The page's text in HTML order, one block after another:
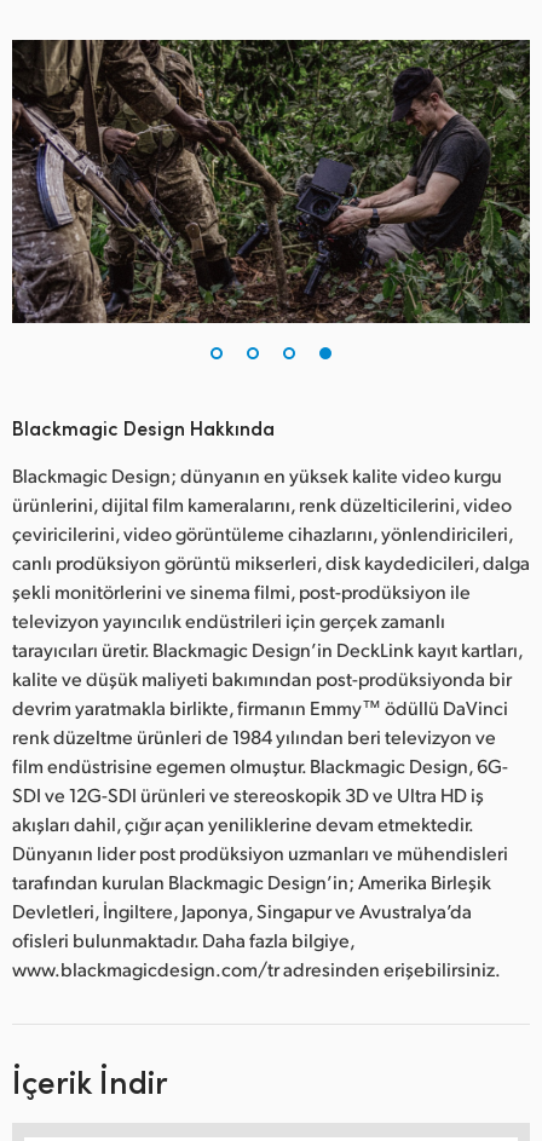
Blackmagic Design Hakkında
Blackmagic Design; dünyanın en yüksek kalite video kurgu
ürünlerini, dijital film kameralarını, renk düzelticilerini, video
çeviricilerini, video görüntüleme cihazlarını, yönlendiricileri,
canlı prodüksiyon görüntü mikserleri, disk kaydedicileri, dalga
şekli monitörlerini ve sinema filmi, post-prodüksiyon ile
televizyon yayıncılık endüstrileri için gerçek zamanlı
tarayıcıları üretir. Blackmagic Design’in DeckLink kayıt kartları,
kalite ve düşük maliyeti bakımından post-prodüksiyonda bir
devrim yaratmakla birlikte, firmanın Emmy™ ödüllü DaVinci
renk düzeltme ürünleri de 1984 yılından beri televizyon ve
film endüstrisine egemen olmuştur. Blackmagic Design, 6G-
SDI ve 12G-SDI ürünleri ve stereoskopik 3D ve Ultra HD iş
akışları dahil, çığır açan yeniliklerine devam etmektedir.
Dünyanın lider post prodüksiyon uzmanları ve mühendisleri
tarafından kurulan Blackmagic Design’in; Amerika Birleşik
Devletleri, İngiltere, Japonya, Singapur ve Avustralya’da
ofisleri bulunmaktadır. Daha fazla bilgiye,
www.blackmagicdesign.com/tr adresinden erişebilirsiniz.
İçerik İndir